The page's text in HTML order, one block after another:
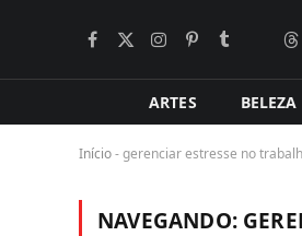
Facebook
X
Instagram
PinterestTumblr
ARTES BELEZA
Início-gerenciar estresse no
NAVEGANDO: